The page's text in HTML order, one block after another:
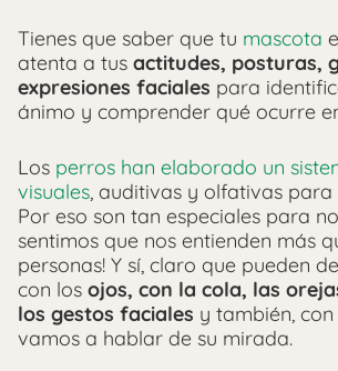
Tienes que saber que tu mascota
atenta a tus actitudes, posturas,
expresiones faciales para
ánimo y comprender qué ocurre
Los perros han elaborado un
visuales, auditivas y olfativas para
Por eso son tan especiales para
sentimos que nos entienden más
personas! Y sí, claro que pueden
con los ojos, con la cola, las
los gestos faciales y también, con
vamos a hablar de su mirada.